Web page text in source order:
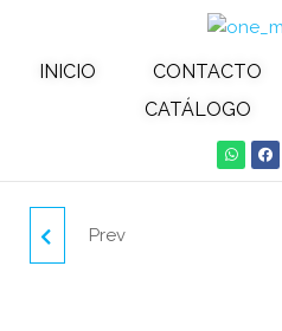
INICIO CONTACTO
CATÁLOGO
Prev